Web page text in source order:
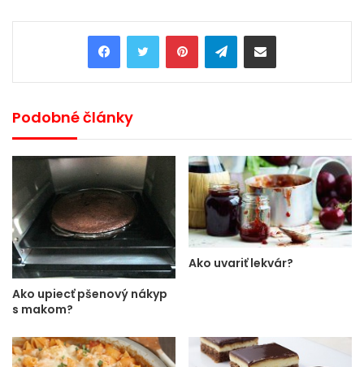
PinterestTelegramShare via Email
Podobné články
Ako upiecť pšenový nákyp
s makom?
Ako uvariť lekvár?